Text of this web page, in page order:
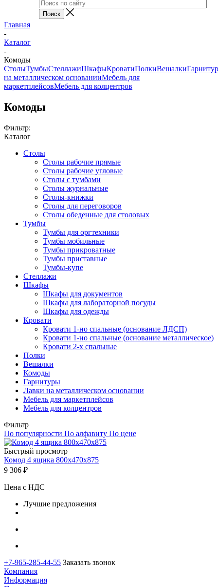
Главная
-
Каталог
-
Комоды
СтолыТумбыСтеллажиШкафыКроватиПолкиВешалки
на металлическом основанииМебель для
маркетплейсовМебель для колцентров
Комоды
Фильтр:
Каталог
Столы
Столы рабочие прямые
Столы рабочие угловые
Столы с тумбами
Столы журнальные
Столы-книжки
Столы для переговоров
Столы обеденные для столовых
Тумбы
Тумбы для оргтехники
Тумбы мобильные
Тумбы прикроватные
Тумбы приставные
Тумбы-купе
Стеллажи
Шкафы
Шкафы для документов
Шкафы для лабораторной посуды
Шкафы для одежды
Кровати
Кровати 1-но спальные (основание ЛДСП)
Кровати 1-но спальные (основание металлическое)
Кровати 2-х спальные
Полки
Вешалки
Комоды
Гарнитуры
Лавки на металлическом основании
Мебель для маркетплейсов
Мебель для колцентров
Фильтр
По популярности По алфавиту По цене
Быстрый просмотр
Комод 4 ящика 800х470х875
9 306 ₽
Цена с НДС
Лучшие предложения
+7-965-285-44-55 Заказать звонок
Компания
Информация